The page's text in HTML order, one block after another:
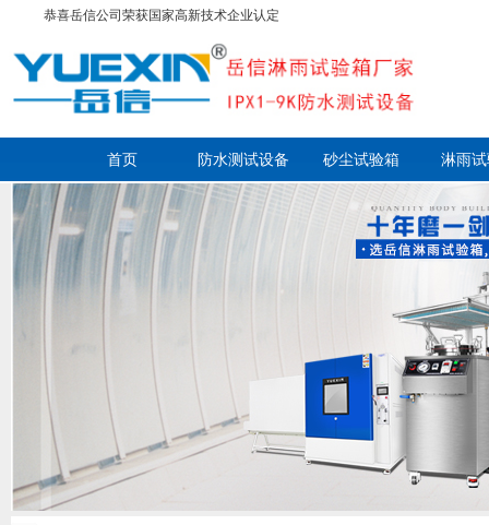
恭喜岳信公司荣获国家高新技术企业认定
首页 防水测试设备 砂尘试验箱 淋雨
走进岳信 联系